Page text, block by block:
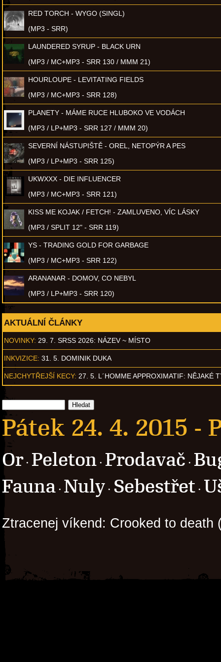
RED TORCH - WYGO (SINGL)
(MP3 - SRR)
LAUNDERED SYRUP - BLACK URN
(MP3 / MC+MP3 - SRR 130 / MMM 21)
HOURLOUPE - LEVITATING FIELDS
(MP3 / MC+MP3 - SRR 128)
PLANETY - MÁME RUCE HLUBOKO VE VODÁCH
(MP3 / LP+MP3 - SRR 127 / MMM 20)
SEVERNÍ NÁSTUPIŠTĚ - OREL, NETOPÝR A PES
(MP3 / LP+MP3 - SRR 125)
UKWXXX - DIE INFLUENCER
(MP3 / MC+MP3 - SRR 121)
KISS ME KOJAK / FETCH! - ZAMLUVENO, VÍC LÁSKY
(MP3 / SPLIT 12" - SRR 119)
YS - TRADING GOLD FOR GARBAGE
(MP3 / MC+MP3 - SRR 122)
ARANANAR - DOMOV, CO NEBYL
(MP3 / LP+MP3 - SRR 120)
AKTUÁLNÍ ČLÁNKY
NOVINKY: 29. 7. SRSS 2026: NÁZEV ~ MÍSTO
INKVIZICE: 31. 5. DOMINIK DUKA
NEJCHYTŘEJŠÍ KECY: 27. 5. L´HOMME APPROXIMATIF: NĚJAKÉ
Pátek 24. 4. 2015 -
Or· Peleton · Prodavač ·
Fauna · Nuly · Sebestřet ·
Ztracenej víkend: Crooked to death